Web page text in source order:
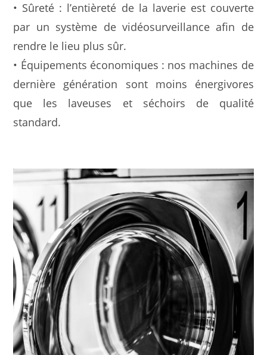
• Sûreté : l’entièreté de la laverie est couverte
par un système de vidéosurveillance afin de
rendre le lieu plus sûr.
• Équipements économiques : nos machines de
dernière génération sont moins énergivores
que les laveuses et séchoirs de qualité
standard.